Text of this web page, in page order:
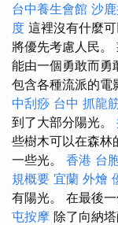
台中養生會館 沙
度 這裡沒有什麼
將優先考慮人民。
能由一個勇敢而勇
包含各種流派的電
中刮痧 台中 抓龍
到了大部分陽光。
些樹木可以在森林
一些光。 香港 台
規概要 宜蘭 外燴
有陽光。 在最後
屯按摩 除了向納